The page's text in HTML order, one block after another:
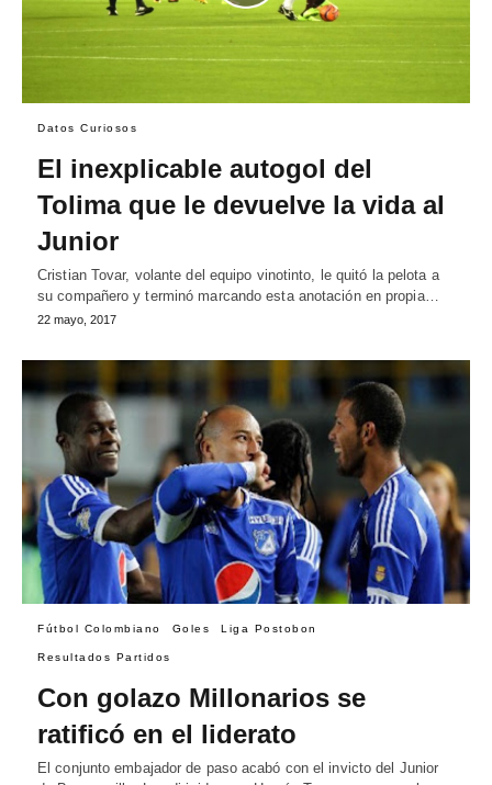
Datos Curiosos
El inexplicable autogol del
Tolima que le devuelve la vida al
Junior
Cristian Tovar, volante del equipo vinotinto, le quitó la pelota a
su compañero y terminó marcando esta anotación en propia…
22 mayo, 2017
Fútbol Colombiano Goles Liga Postobon
Resultados Partidos
Con golazo Millonarios se
ratificó en el liderato
El conjunto embajador de paso acabó con el invicto del Junior